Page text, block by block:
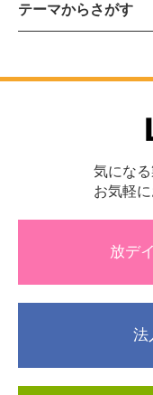
テーマからさがす
気になる
お気軽
放デ
法